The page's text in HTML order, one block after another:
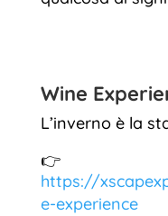
Wine
L’inverno è la
👉
https://
e-experience